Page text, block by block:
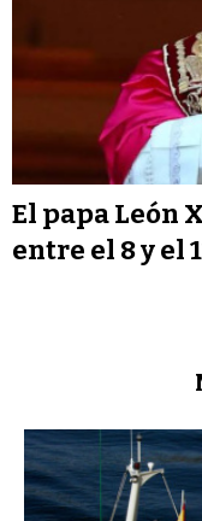
El papa León
entre el 8 y el